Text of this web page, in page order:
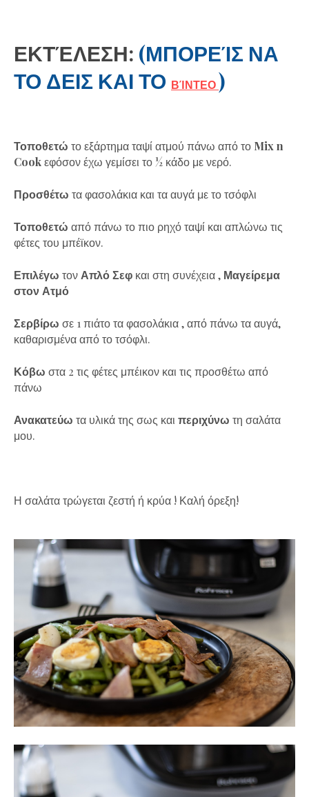
ΕΚΤΈΛΕΣΗ: (ΜΠΟΡΕΊΣ ΝΑ
ΤΟ ΔΕΙΣ ΚΑΙ ΤΟ ΒΊΝΤΕΟ)
Τοποθετώ το εξάρτημα ταψί ατμού πάνω από το Mix n
Cookεφόσον έχω γεμίσει το ½ κάδο με νερό.
Προσθέτω τα φασολάκια και τα αυγά με το τσόφλι
Τοποθετώ από πάνω το πιο ρηχό ταψί και απλώνω τις
φέτες του μπέϊκον.
Επιλέγω τον Απλό Σεφ και στη συνέχεια , Μαγείρεμα
στον Ατμό
Σερβίρω σε 1 πιάτο τα φασολάκια , από πάνω τα αυγά,
καθαρισμένα από το τσόφλι.
Κόβω στα 2 τις φέτες μπέικον και τις προσθέτω από
πάνω
Ανακατεύω τα υλικά της σως και περιχύνω τη σαλάτα
μου.
Η σαλάτα τρώγεται ζεστή ή κρύα ! Καλή όρεξη!